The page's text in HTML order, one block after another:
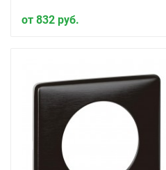
от 832 руб.